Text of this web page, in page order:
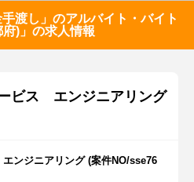
渡し」のアルバイト・バイト
)」の求人情報
ビス エンジニアリング
ンジニアリング (案件NO/sse76